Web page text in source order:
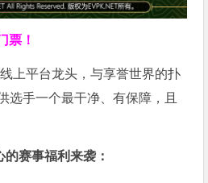
票！
上平台龙头，与享誉世界的扑
选手一个最干净、有保障，且
赛事福利来袭：